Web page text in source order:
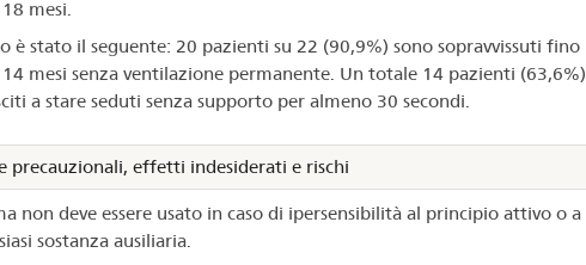
mesi.
è stato il seguente: 20 pazienti su 22 (90,9%) sono sopravvissuti fino
14 mesi senza ventilazione permanente. Un totale 14 pazienti (63,6%)
a stare seduti senza supporto per almeno 30 secondi.
precauzionali, effetti indesiderati e rischi
non deve essere usato in caso di ipersensibilità al principio attivo o a
sostanza ausiliaria.